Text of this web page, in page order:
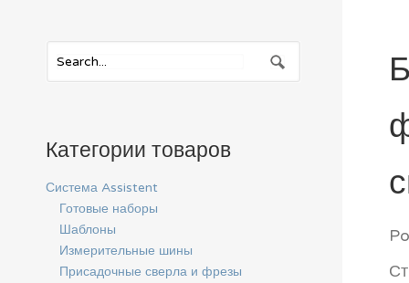
Категории товаров
Система Assistent
Готовые наборы
Шаблоны
Измерительные шины
Присадочные сверла и фрезы